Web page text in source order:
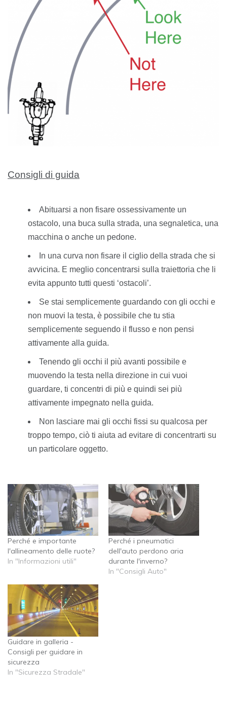
Consigli di guida
Abituarsi a non fisare ossessivamente un
ostacolo, una buca sulla strada, una segnaletica, una
macchina o anche un pedone.
In una curva non fisare il ciglio della strada che si
avvicina. E meglio concentrarsi sulla traiettoria che li
evita appunto tutti questi ‘ostacoli’.
Se stai semplicemente guardando con gli occhi e
non muovi la testa, è possibile che tu stia
semplicemente seguendo il flusso e non pensi
attivamente alla guida.
Tenendo gli occhi il più avanti possibile e
muovendo la testa nella direzione in cui vuoi
guardare, ti concentri di più e quindi sei più
attivamente impegnato nella guida.
Non lasciare mai gli occhi fissi su qualcosa per
troppo tempo, ciò ti aiuta ad evitare di concentrarti su
un particolare oggetto.
Perché e importante
l'allineamento delle ruote?
In "Informazioni utili"
Perché i pneumatici
dell'auto perdono aria
durante l'inverno?
In "Consigli Auto"
Guidare in galleria -
Consigli per guidare in
sicurezza
In "Sicurezza Stradale"